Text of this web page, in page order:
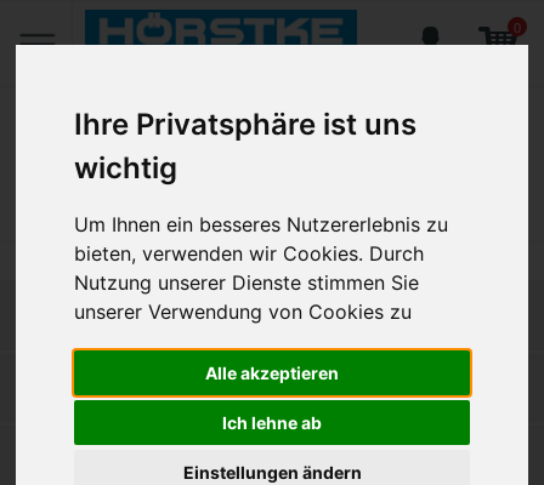
Ihre Privatsphäre ist uns
wichtig
Um Ihnen ein besseres Nutzererlebnis zu
bieten, verwenden wir Cookies. Durch
Nutzung unserer Dienste stimmen Sie
unserer Verwendung von Cookies zu
Alle akzeptieren
Ich lehne ab
Einstellungen ändern
0
EINRICHTUNG
(5)